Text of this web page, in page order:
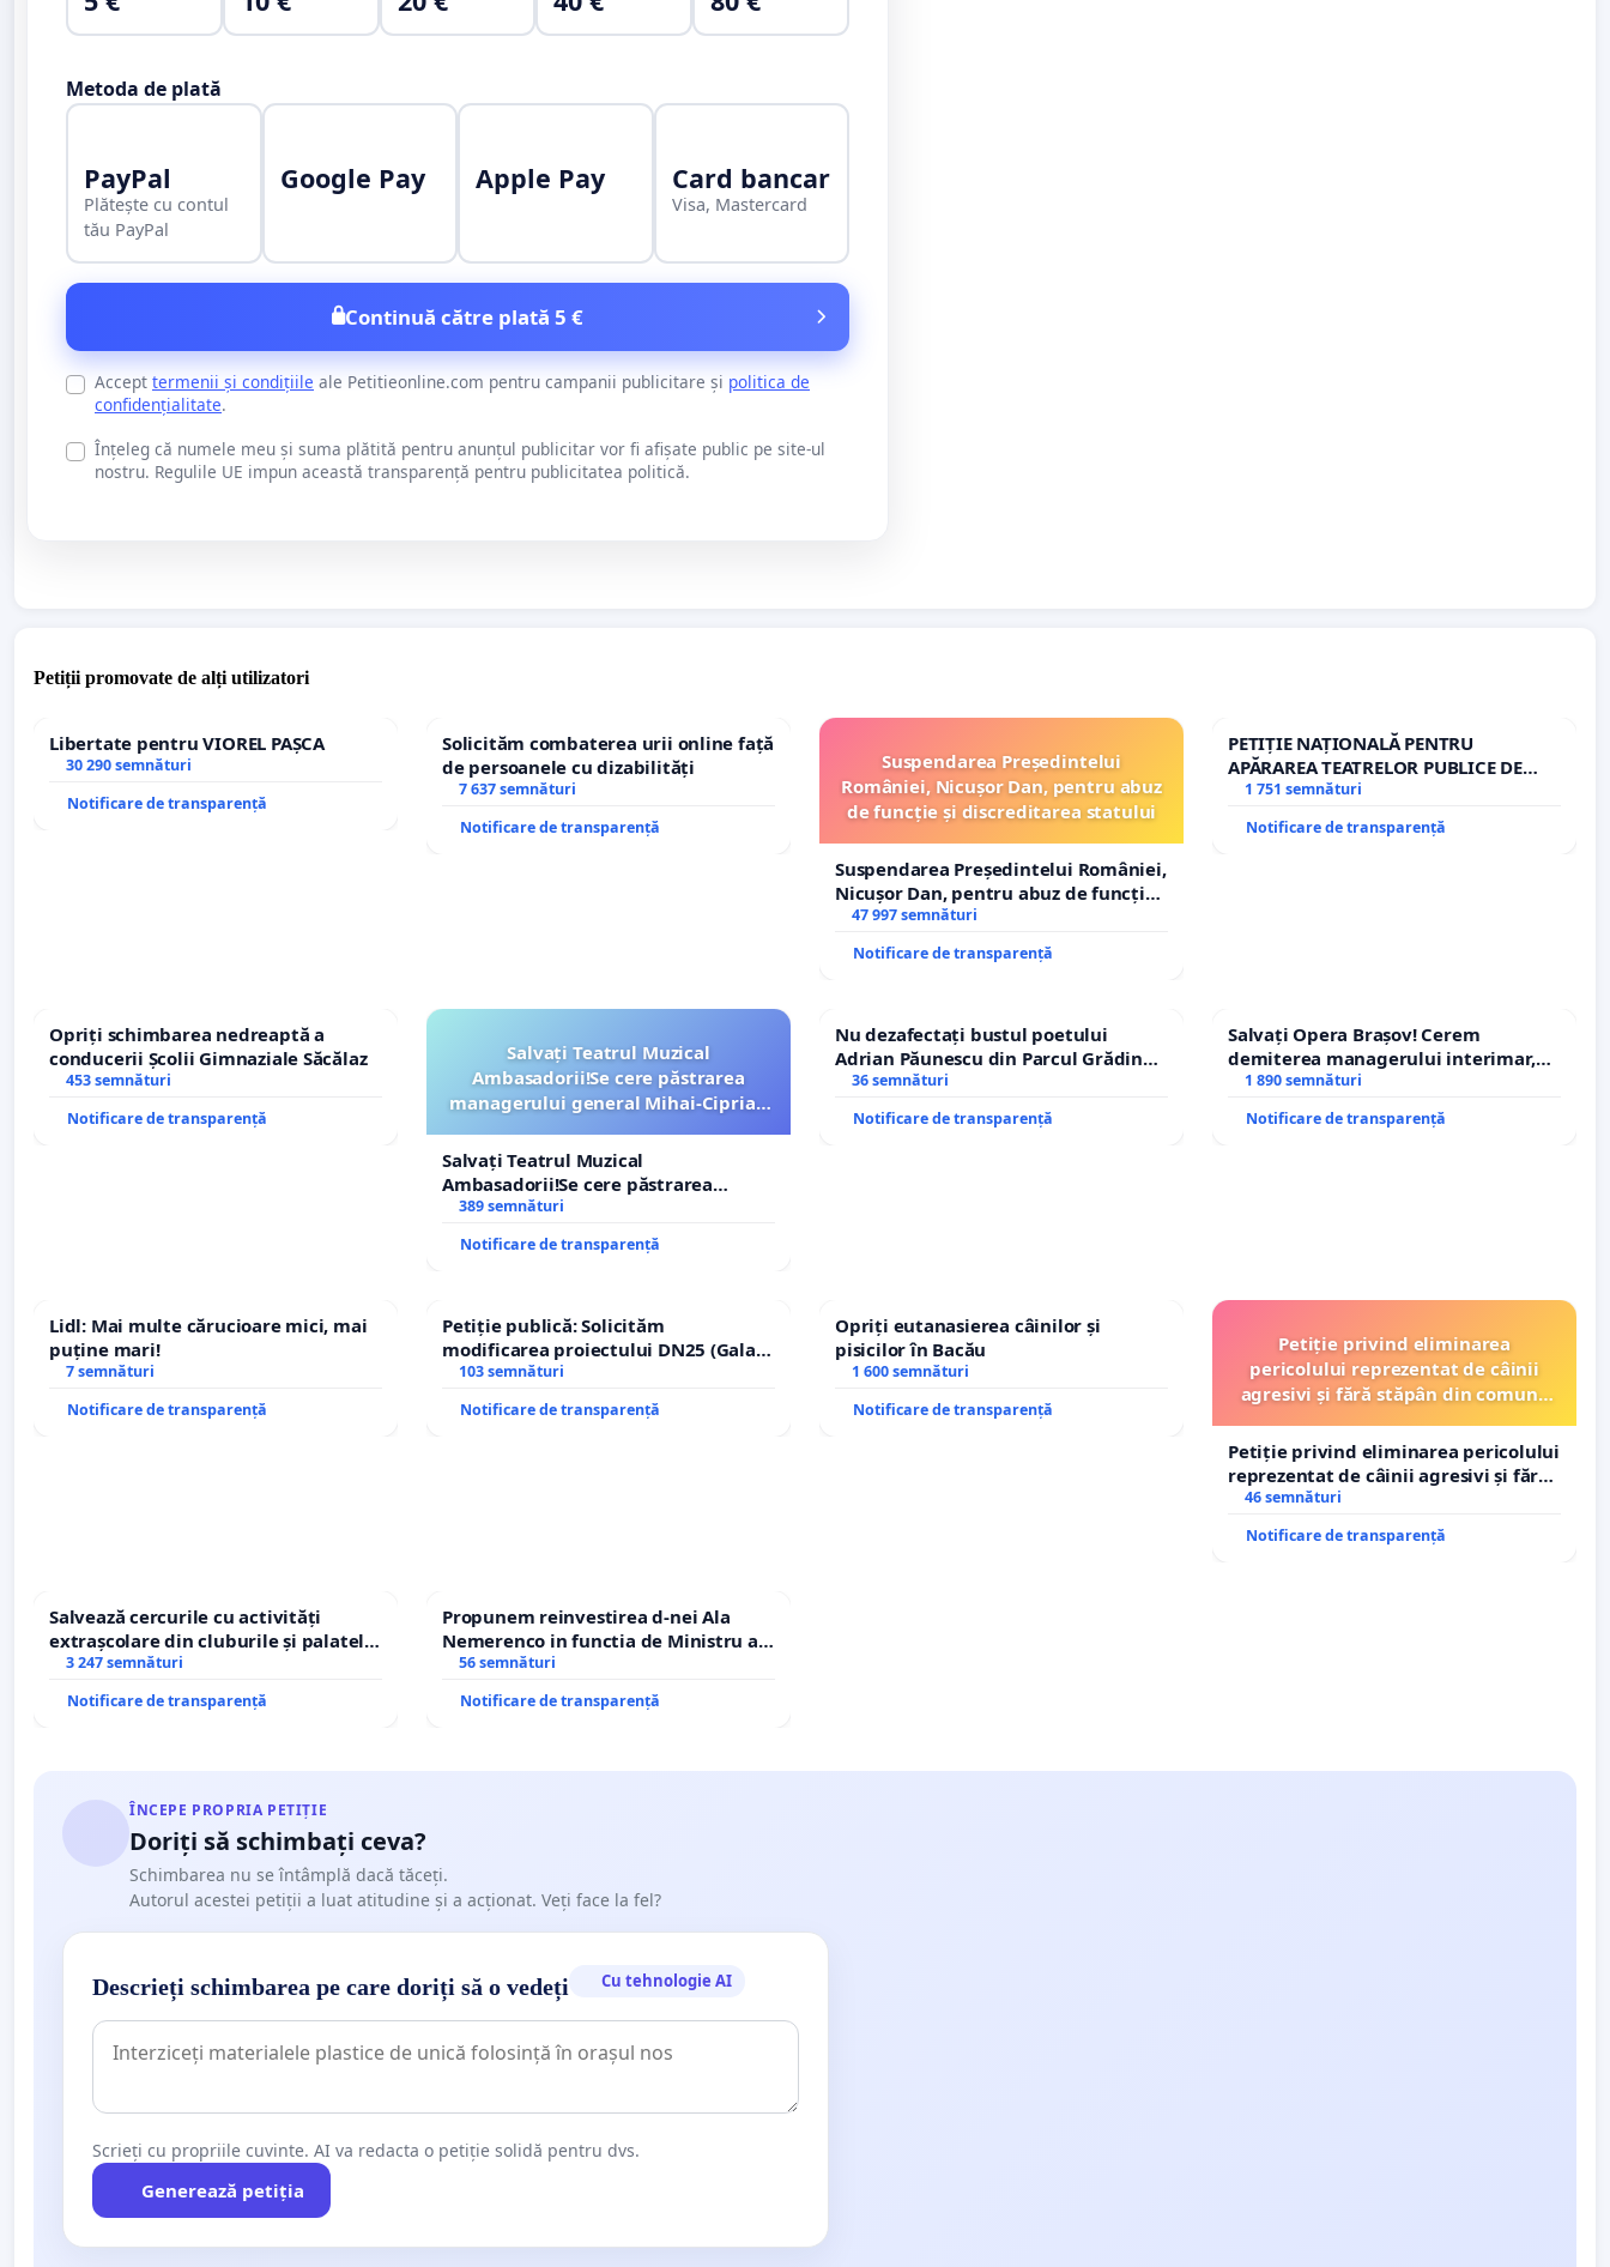
Metoda de plată
PayPal
Plătește cu contul
tău PayPal
Google Pay Apple Pay Card bancar
Visa, Mastercard
Continuă către plată 5 €
Accept termenii și condițiile ale Petitieonline.com pentru campanii publicitare și politica de
confidențialitate.
Înțeleg că numele meu și suma plătită pentru anunțul publicitar vor fi afișate public pe site-ul
nostru. Regulile UE impun această transparență pentru publicitatea politică.
Petiții promovate de alți utilizatori
Libertate pentru VIOREL PAȘCA
30 290 semnături
Notificare de transparență
Solicităm combaterea urii online față
de persoanele cu dizabilități
7 637 semnături
Notificare de transparență
Suspendarea Președintelui
României, Nicușor Dan, pentru abuz
de funcție și discreditarea statului
Suspendarea Președintelui României,
Nicușor Dan, pentru abuz de funcție
și discreditarea statului
47 997 semnături
Notificare de transparență
PETIȚIE NAȚIONALĂ PENTRU
APĂRAREA TEATRELOR PUBLICE DE
REPERTORIU DIN ROMÂNIA
1 751 semnături
Notificare de transparență
Opriți schimbarea nedreaptă a
conducerii Școlii Gimnaziale Săcălaz
453 semnături
Notificare de transparență
Salvați Teatrul Muzical
Ambasadorii!Se cere păstrarea
managerului general Mihai-Ciprian
Salvați Teatrul Muzical
Ambasadorii!Se cere păstrarea
managerului general Mihai-Ciprian
389 semnături
Notificare de transparență
Nu dezafectați bustul poetului
Adrian Păunescu din Parcul Grădina
Icoanei! Stop cenzurii culturale!
36 semnături
Notificare de transparență
Salvați Opera Brașov! Cerem
demiterea managerului interimar,
Petrean Lucian-Marius!
1 890 semnături
Notificare de transparență
Lidl: Mai multe cărucioare mici, mai
puține mari!
7 semnături
Notificare de transparență
Petiție publică: Solicităm
modificarea proiectului DN25 (Galați
– Hanu Conachi) prin devierea
103 semnături
Notificare de transparență
Opriți eutanasierea câinilor și
pisicilor în Bacău
1 600 semnături
Notificare de transparență
Petiție privind eliminarea
pericolului reprezentat de câinii
agresivi și fără stăpân din comuna
Petiție privind eliminarea pericolului
reprezentat de câinii agresivi și fără
stăpân din comuna Tunari
46 semnături
Notificare de transparență
Salvează cercurile cu activități
extrașcolare din cluburile și palatele
copiilor
3 247 semnături
Notificare de transparență
Propunem reinvestirea d-nei Ala
Nemerenco in functia de Ministru al
Sanatatii
56 semnături
Notificare de transparență
ÎNCEPE PROPRIA PETIȚIE
Doriți să schimbați ceva?
Schimbarea nu se întâmplă dacă tăceți.
Autorul acestei petiții a luat atitudine și a acționat. Veți face la fel?
Descrieți schimbarea pe care doriți să o vedeți Cu tehnologie AI
Scrieți cu propriile cuvinte. AI va redacta o petiție solidă pentru dvs.
Generează petiția